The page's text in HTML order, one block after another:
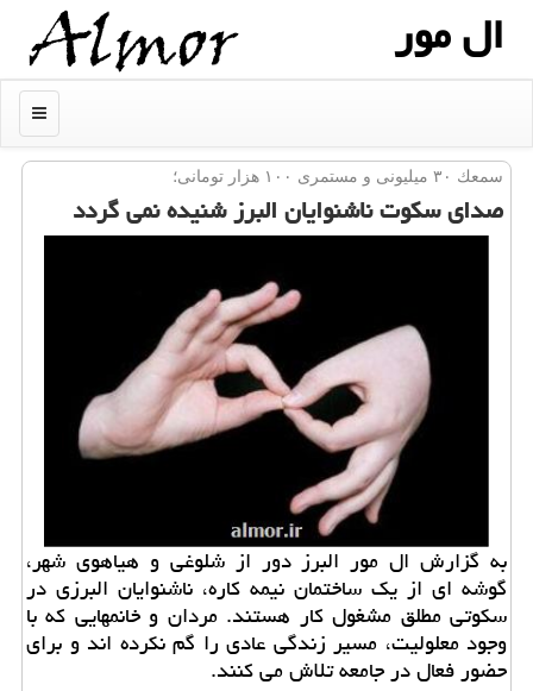
ال مور
منو
سمعك ۳۰ میلیونی و مستمری ۱۰۰ هزار تومانی؛
صدای سكوت ناشنوایان البرز شنیده نمی گردد
به گزارش ال مور البرز دور از شلوغی و هیاهوی شهر،
گوشه ای از یك ساختمان نیمه كاره، ناشنوایان البرزی در
سكوتی مطلق مشغول كار هستند. مردان و خانمهایی كه با
وجود معلولیت، مسیر زندگی عادی را گم نكرده اند و برای
حضور فعال در جامعه تلاش می كنند.